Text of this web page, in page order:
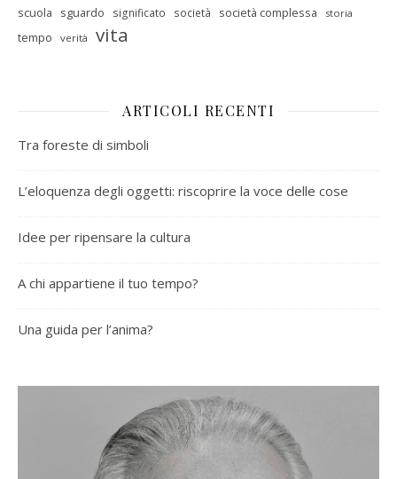
scuola sguardo significato società società complessa storia
tempo verità vita
ARTICOLI RECENTI
Tra foreste di simboli
L’eloquenza degli oggetti: riscoprire la voce delle cose
Idee per ripensare la cultura
A chi appartiene il tuo tempo?
Una guida per l’anima?